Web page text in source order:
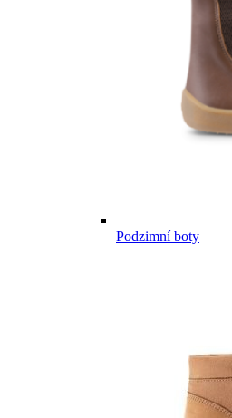
Podzimní boty